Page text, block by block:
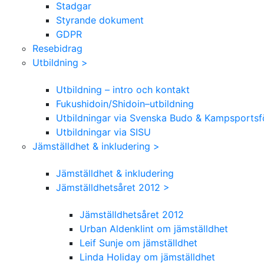
Stadgar
Styrande dokument
GDPR
Resebidrag
Utbildning >
Utbildning – intro och kontakt
Fukushidoin/Shidoin–utbildning
Utbildningar via Svenska Budo &
Utbildningar via SISU
Jämställdhet & inkludering >
Jämställdhet & inkludering
Jämställdhetsåret 2012 >
Jämställdhetsåret 2012
Urban Aldenklint om jämställdhet
Leif Sunje om jämställdhet
Linda Holiday om jämställdhet